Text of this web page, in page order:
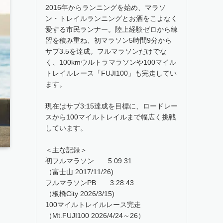
2016年からランニングを始め、マラソ
ン・トレイルランニングとお酒をこよなく
愛する市民ランナー。陸上経験ゼロから練
習を積み重ね、初マラソン5時間9分から
サブ3.5を達成。フルマラソンだけでな
く、100kmウルトラマラソンや100マイル
トレイルレース「FUJI100」も完走してい
ます。
現在はサブ3:15達成を目標に、ロードレー
スから100マイルトレイルまで幅広く挑戦
しています。
＜主な記録＞
初フルマラソン 5:09:31
（富士山 2017/11/26)
フルマラソンPB 3:28:43
（板橋City 2026/3/15)
100マイルトレイルレース完走
（Mt.FUJI100 2026/4/24～26）